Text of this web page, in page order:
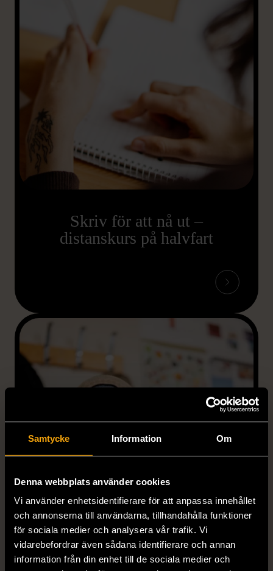
Samtycke Information Om
Denna webbplats använder cookies
Vi använder enhetsidentifierare för att anpassa innehållet
och annonserna till användarna, tillhandahålla funktioner
för sociala medier och analysera vår trafik. Vi
vidarebefordrar även sådana identifierare och annan
information från din enhet till de sociala medier och
Skriv för att nå ut –
distanskurs på halvfart